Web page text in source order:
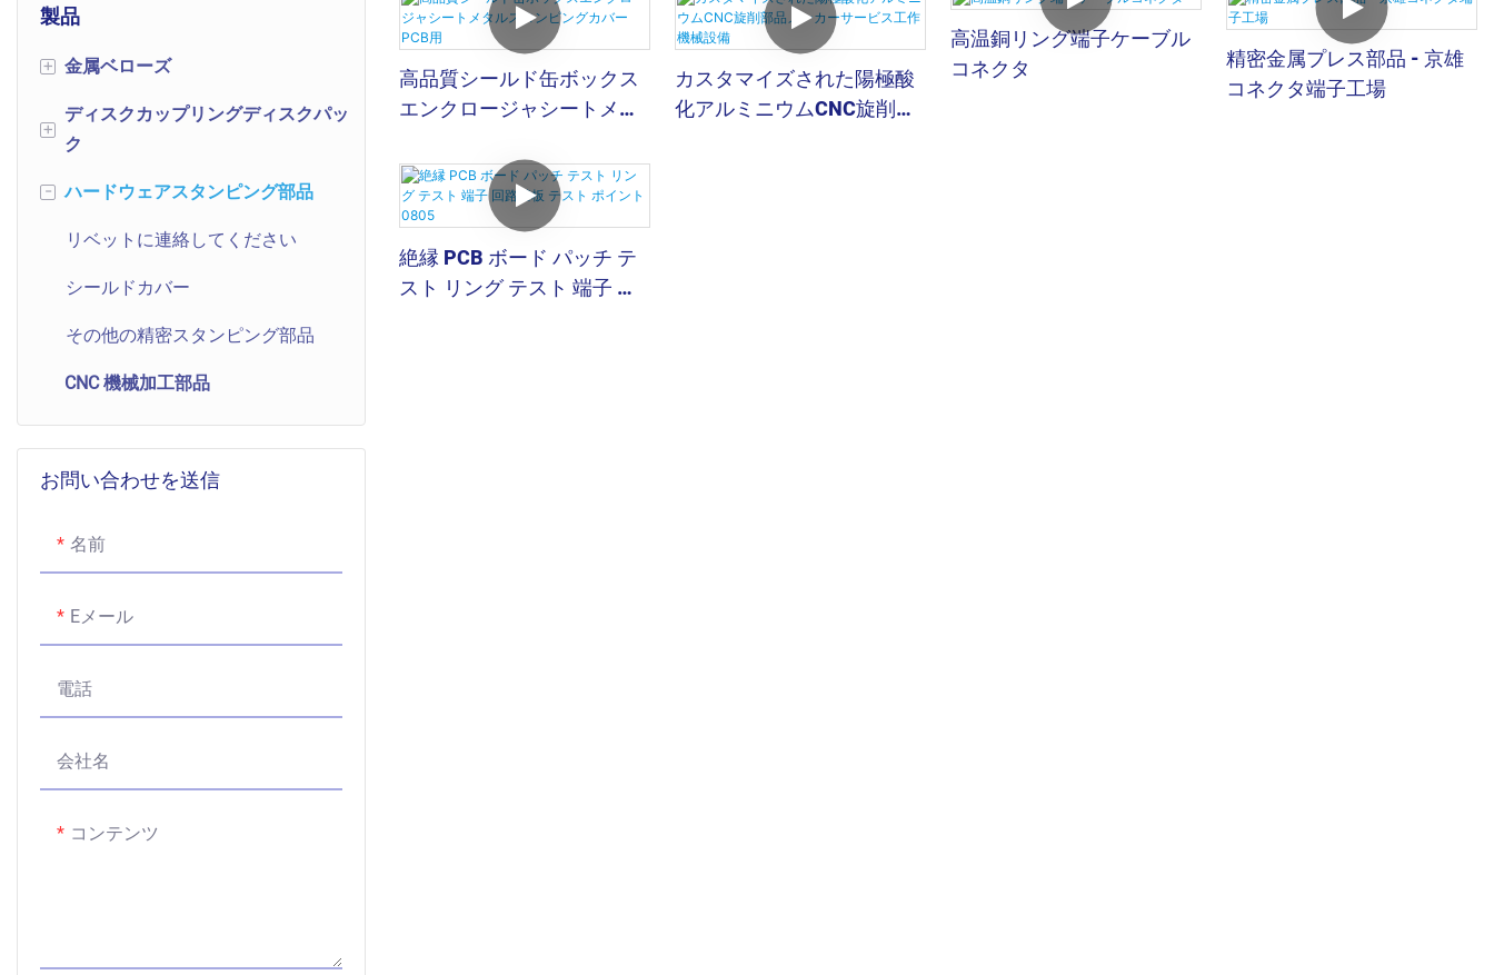
製品
+ 金属ベローズ
機械式伝送コンポーネント
ベローズ圧力センサー
自動車ベローズ
+ ディスクカップリングディスクパッ
ク
ディスクカップリングディスク
スクパック
- ハードウェアスタンピング部品
リベットに連絡してください
シールドカバー
その他の精密スタンピング部品
CNC 機械加工部品
お問い合わせを送信
名前
Eメール
電話
会社名
コンテンツ
高品質シールド缶ボックス
エンクロージャシートメタ
用
カスタマイズされた陽極酸
化アルミニウムCNC旋削部
高温銅リング端子ケーブル
コネクタ
精密金属プレス部品 - 京雄
コネクタ端子工場
絶縁 PCB ボード パッチ テ
スト リング テスト 端子 回